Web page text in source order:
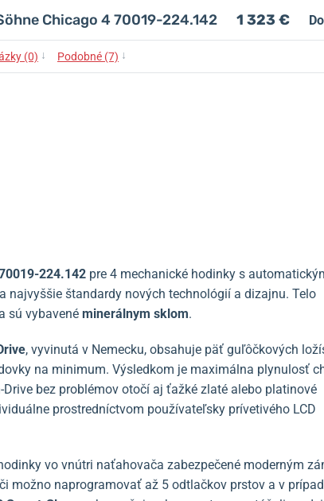
Chicago 4 70019-224.142 1 323 €
(0) ↓ Podobné (7) ↓
224.142 pre 4 mechanické hodinky s
najvyššie štandardy nových technológií a dizajnu. Telo
sú vybavené minerálnym sklom.
, vyvinutá v Nemecku, obsahuje päť guľôčkových
na minimum. Výsledkom je maximálna plynulosť
bez problémov otočí aj ťažké zlaté alebo platinové
prostredníctvom používateľsky prívetivého LCD
vo vnútri naťahovača zabezpečené moderným
možno naprogramovať až 5 odtlačkov prstov a v